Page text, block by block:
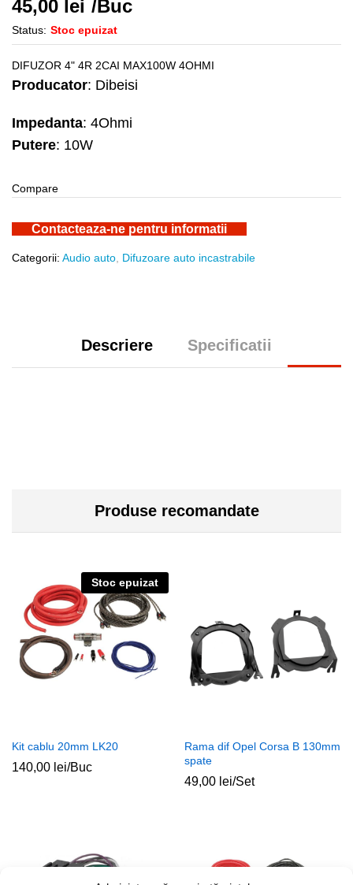
45,00 lei /Buc
Status: Stoc epuizat
DIFUZOR 4" 4R 2CAI MAX100W 4OHMI
Producator: Dibeisi
Impedanta: 4Ohmi
Putere: 10W
Compare
Contacteaza-ne pentru informatii
Categorii: Audio auto Difuzoare auto incastrabile
Descriere Specificatii
Produse recomandate
Stoc epuizat
Kit cablu 20mm LK20
140,00 lei/Buc
Rama dif Opel Corsa B 130mm
spate
49,00 lei/Set